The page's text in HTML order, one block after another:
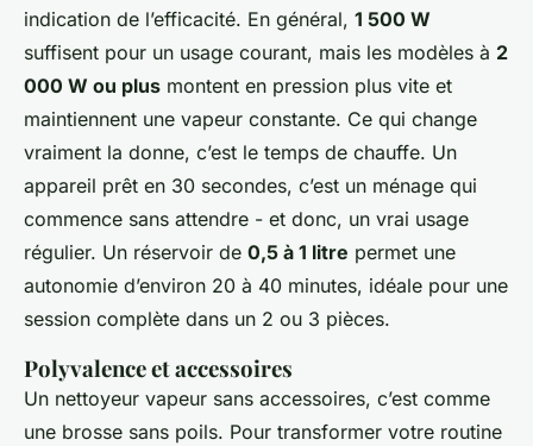
indication de l’efficacité. En général, 1 500 W
suffisent pour un usage courant, mais les modèles à 2
000 W ou plus montent en pression plus vite et
maintiennent une vapeur constante. Ce qui change
vraiment la donne, c’est le temps de chauffe. Un
appareil prêt en 30 secondes, c’est un ménage qui
commence sans attendre - et donc, un vrai usage
régulier. Un réservoir de 0,5 à 1 litre permet une
autonomie d’environ 20 à 40 minutes, idéale pour une
session complète dans un 2 ou 3 pièces.
Polyvalence et accessoires
Un nettoyeur vapeur sans accessoires, c’est comme
une brosse sans poils. Pour transformer votre routine